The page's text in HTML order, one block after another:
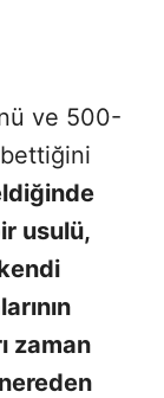
ve 500-
usulü,
zaman